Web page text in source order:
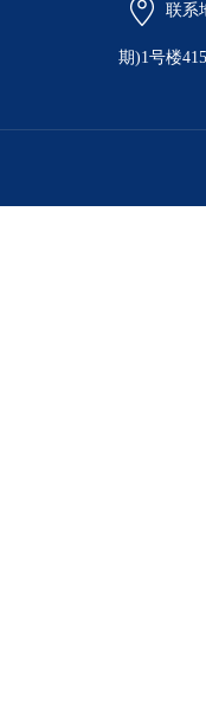
联系
期)1号楼